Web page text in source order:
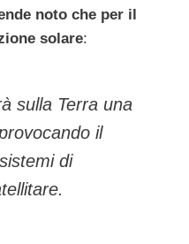
noto che per il
solare:
sulla Terra una
il
di